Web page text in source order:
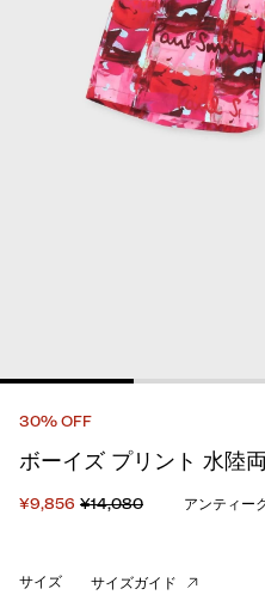
30% OFF
ボーイズ プリント 水陸
¥9,856 ¥14,080 アンティー
サイズ サイズガイド